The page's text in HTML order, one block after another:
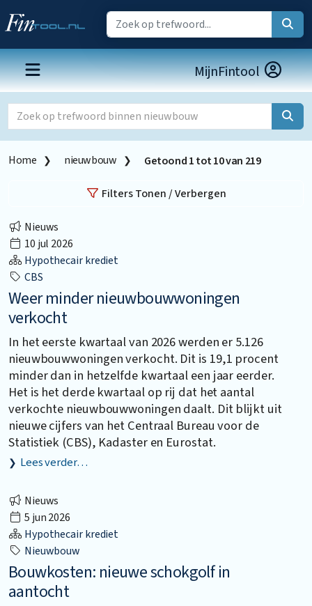
MijnFintool
Home nieuwbouw Getoond1tot10van 219
Filters Tonen / Verbergen
Nieuws
10 jul 2026
Hypothecair krediet
CBS
Weer minder nieuwbouwwoningen
verkocht
In het eerste kwartaal van 2026 werden er 5.126
nieuwbouwwoningen verkocht. Dit is 19,1 procent
minder dan in hetzelfde kwartaal een jaar eerder.
Het is het derde kwartaal op rij dat het aantal
verkochte nieuwbouwwoningen daalt. Dit blijkt uit
nieuwe cijfers van het Centraal Bureau voor de
Statistiek (CBS), Kadaster en Eurostat.
Lees verder…
Nieuws
5 jun 2026
Hypothecair krediet
Nieuwbouw
Bouwkosten: nieuwe schokgolf in
aantocht